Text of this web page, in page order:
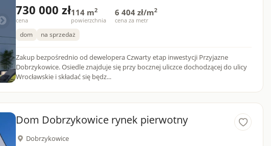
730 000 zł
cena
114 m2
powierzchnia
6 404 zł/m2
cena za metr
dom na sprzedaż
Zakup bezpośrednio od dewelopera Czwarty etap inwestycji Przyjazne
Dobrzykowice. Osiedle znajduje się przy bocznej uliczce dochodzącej do ulicy
Wrocławskie i składać się będz...
Dom Dobrzykowice rynek pierwotny
Dobrzykowice